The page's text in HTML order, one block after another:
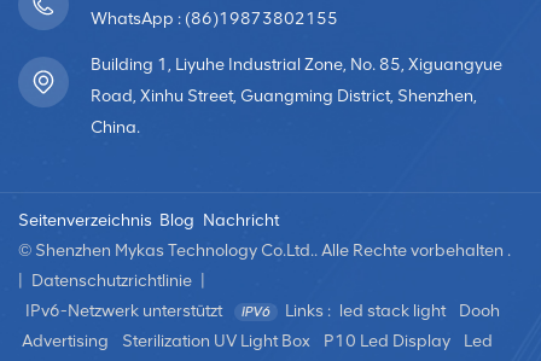
WhatsApp : (86)19873802155
Building 1, Liyuhe Industrial Zone, No. 85, Xiguangyue
Road, Xinhu Street, Guangming District, Shenzhen,
China.
Seitenverzeichnis Blog Nachricht
© Shenzhen Mykas Technology Co.Ltd.. Alle Rechte vorbehalten .
Datenschutzrichtlinie
IPv6-Netzwerk unterstützt
Links : led stack light
Dooh
Advertising
Sterilization UV Light Box P10 Led Display
Led